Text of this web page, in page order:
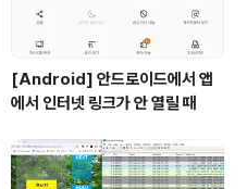
[Android] 안드로이드에서 앱
에서 인터넷 링크가 안 열릴 때